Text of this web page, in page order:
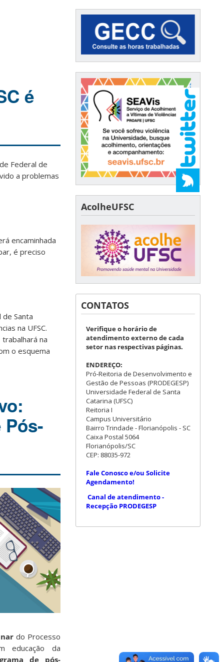
é
Federal de
a problemas
encaminhada
é preciso
Santa
na UFSC.
na
o esquema
do Processo
educação da
de pós-
AcolheUFSC
CONTATOS
Verifique o horário de
atendimento externo de cada
setor nas respectivas páginas.
ENDEREÇO:
Pró-Reitoria de Desenvolvimento e
Gestão de Pessoas (PRODEGESP)
Universidade Federal de Santa
Catarina (UFSC)
Reitoria I
Campus Universitário
Bairro Trindade - Florianópolis - SC
Caixa Postal 5064
Florianópolis/SC
CEP: 88035-972
Fale Conosco e/ou Solicite
Agendamento!
Canal de atendimento -
Recepção PRODEGESP